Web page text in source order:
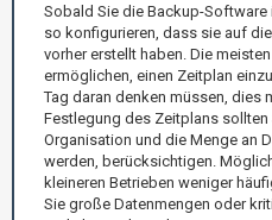
Sobald Sie die Backup-
so konfigurieren, dass sie auf
vorher erstellt haben. Die
ermöglichen, einen Zeitplan
Tag daran denken müssen, dies
Festlegung des Zeitplans sollten
Organisation und die Menge an
werden, berücksichtigen.
kleineren Betrieben weniger
Sie große Datenmengen oder